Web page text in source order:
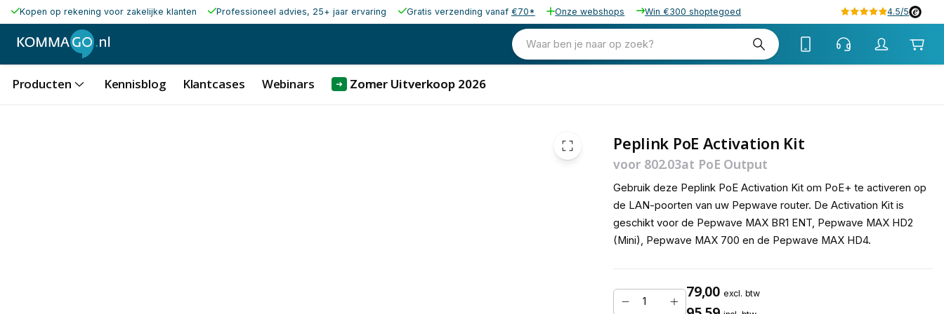
Kopen op rekening voor zakelijke klanten Professioneel advies, 25+ jaar ervaring Gratis verzending vanaf €70* Onze webshops Win €300 shoptegoed 4.5/5
Waar ben je naar op zoek?
Producten Kennisblog Klantcases Webinars ➜ Zomer Uitverkoop 2026
Peplink PoE Activation Kit
voor 802.03at PoE Output
Gebruik deze Peplink PoE Activation Kit om PoE+ te activeren op
de LAN-poorten van uw Pepwave router. De Activation Kit is
geschikt voor de Pepwave MAX BR1 ENT, Pepwave MAX HD2
(Mini), Pepwave MAX 700 en de Pepwave MAX HD4.
79,00 excl. btw
79,00 excl. btw
95,59 incl. btw